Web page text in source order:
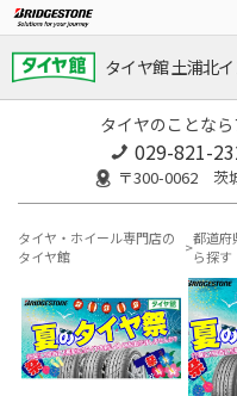
タイヤ館 土浦北
タイヤのことな
029-821-
〒300-0062 茨
タイヤ・ホイール専門店の
タイヤ館
都道府
ら探す